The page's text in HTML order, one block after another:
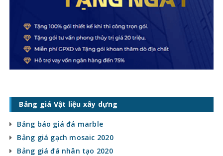
Bảng giá Vật liệu xây dựng
Bảng báo giá đá marble
Bảng giá gạch mosaic 2020
Bảng giá đá nhân tạo 2020